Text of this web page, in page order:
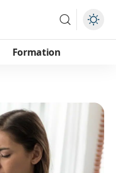
Formation